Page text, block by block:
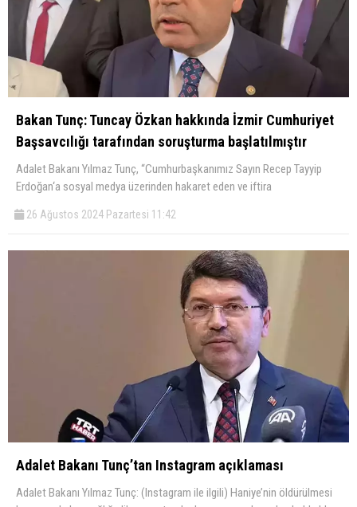
Bakan Tunç: Tuncay Özkan hakkında İzmir Cumhuriyet
Başsavcılığı tarafından soruşturma başlatılmıştır
Adalet Bakanı Yılmaz Tunç, “Cumhurbaşkanımız Sayın Recep Tayyip
Erdoğan‘a sosyal medya üzerinden hakaret eden ve iftira
26 Ağustos 2024 Pazartesi 11:42
Adalet Bakanı Tunç’tan Instagram açıklaması
Adalet Bakanı Yılmaz Tunç: (Instagram ile ilgili) Haniye’nin öldürülmesi